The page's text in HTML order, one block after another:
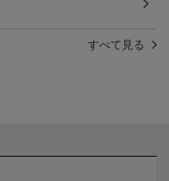
すべて見る